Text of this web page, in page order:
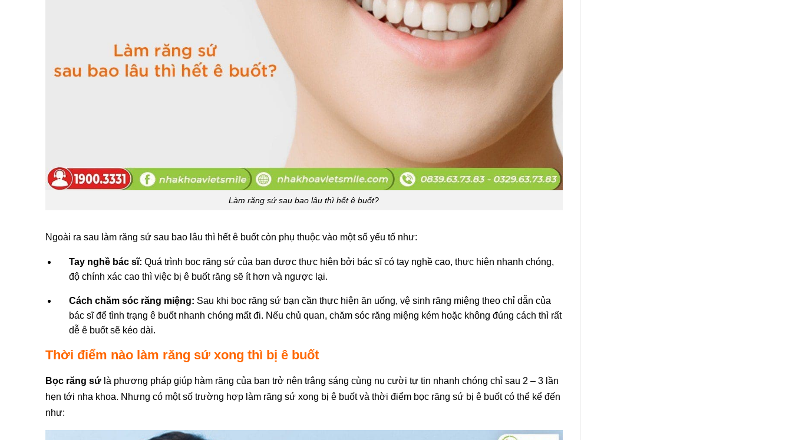
Làm răng sứ sau bao lâu thì hết ê buốt?
Ngoài ra sau làm răng sứ sau bao lâu thì hết ê buốt còn phụ thuộc vào một số yếu tố như:
Tay nghề bác sĩ: Quá trình bọc răng sứ của bạn được thực hiện bởi bác sĩ có tay nghề cao, thực hiện nhanh chóng,
độ chính xác cao thì việc bị ê buốt răng sẽ ít hơn và ngược lại.
Cách chăm sóc răng miệng: Sau khi bọc răng sứ bạn cần thực hiện ăn uống, vệ sinh răng miệng theo chỉ dẫn của
bác sĩ để tình trạng ê buốt nhanh chóng mất đi. Nếu chủ quan, chăm sóc răng miệng kém hoặc không đúng cách thì rất
dễ ê buốt sẽ kéo dài.
Thời điểm nào làm răng sứ xong thì bị ê buốt
Bọc răng sứ là phương pháp giúp hàm răng của bạn trở nên trắng sáng cùng nụ cười tự tin nhanh chóng chỉ sau 2 – 3 lần
hẹn tới nha khoa. Nhưng có một số trường hợp làm răng sứ xong bị ê buốt và thời điểm bọc răng sứ bị ê buốt có thể kể đến
như: